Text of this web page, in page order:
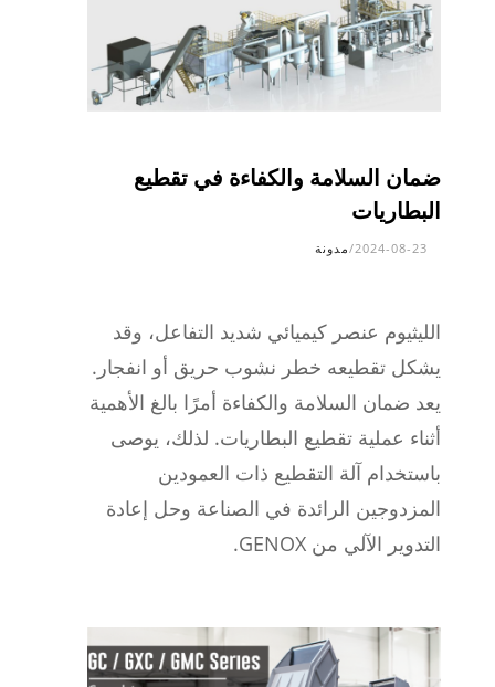
ضمان السلامة والكفاءة في تقطيع
البطاريات
2024-08-23
/مدونة
الليثيوم عنصر كيميائي شديد التفاعل، وقد
يشكل تقطيعه خطر نشوب حريق أو انفجار.
يعد ضمان السلامة والكفاءة أمرًا بالغ الأهمية
أثناء عملية تقطيع البطاريات. لذلك، يوصى
باستخدام آلة التقطيع ذات العمودين
المزدوجين الرائدة في الصناعة وحل إعادة
التدوير الآلي من GENOX.